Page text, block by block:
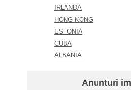
IRLANDA
HONG KONG
ESTONIA
CUBA
ALBANIA
Anunturi